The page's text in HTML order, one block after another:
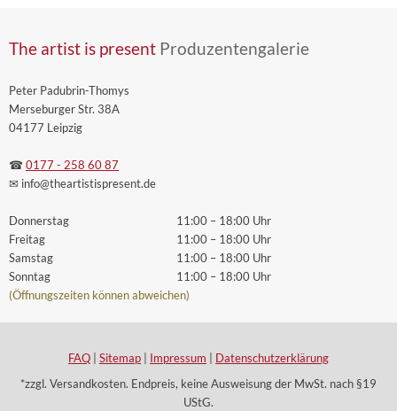
The artist is present Produzentengalerie
Peter Padubrin-Thomys
Merseburger Str. 38A
04177 Leipzig
☎ 0177 - 258 60 87
✉ info@theartistispresent.de
Donnerstag
Freitag
Samstag
Sonntag
11:00 – 18:00 Uhr
11:00 – 18:00 Uhr
11:00 – 18:00 Uhr
11:00 – 18:00 Uhr
(Öffnungszeiten können abweichen)
FAQ Sitemap Impressum
Datenschutzerklärung
*zzgl. Versandkosten. Endpreis, keine Ausweisung der MwSt. nach §19
UStG.